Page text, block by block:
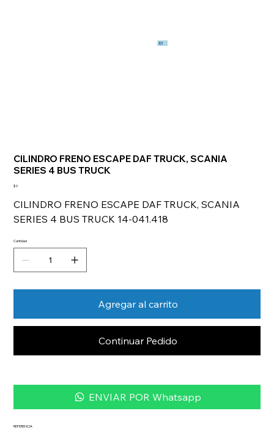
CILINDRO FRENO ESCAPE DAF TRUCK, SCANIA
SERIES 4 BUS TRUCK
Precio
$ 0
CILINDRO FRENO ESCAPE DAF TRUCK, SCANIA
SERIES 4 BUS TRUCK 14-041.418
Cantidad
Agregar al carrito
Continuar Pedido
ENVIAR POR Whatsapp
REFERENCIA